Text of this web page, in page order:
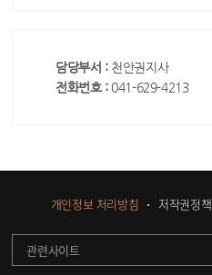
담당부서 : 천안권지사
전화번호 : 041-629-4213
개인정보 처리방침 저작권정책
관련사이트